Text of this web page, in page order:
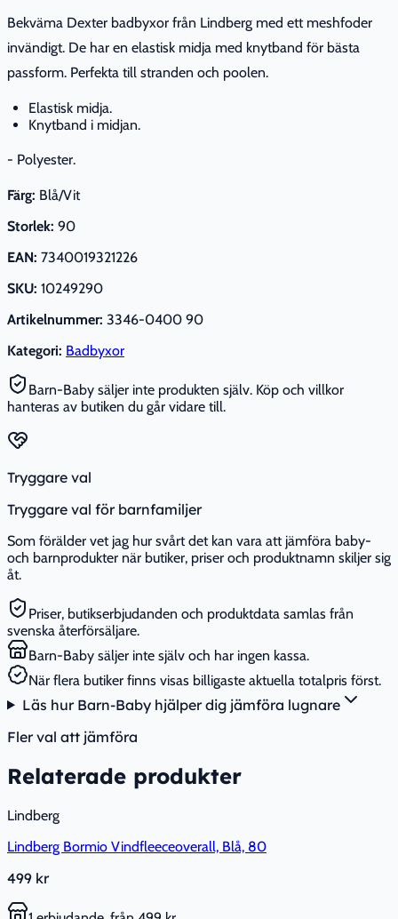
Bekväma Dexter badbyxor från Lindberg med ett meshfoder
invändigt. De har en elastisk midja med knytband för bästa
passform. Perfekta till stranden och poolen.
Elastisk midja.
Knytband i midjan.
- Polyester.
Färg: Blå/Vit
Storlek: 90
EAN: 7340019321226
SKU: 10249290
Artikelnummer: 3346-0400 90
Kategori: Badbyxor
Barn-Baby säljer inte produkten själv. Köp och villkor
hanteras av butiken du går vidare till.
Tryggare val
Tryggare val för barnfamiljer
Som förälder vet jag hur svårt det kan vara att jämföra baby-
och barnprodukter när butiker, priser och produktnamn skiljer sig
åt.
Priser, butikserbjudanden och produktdata samlas från
svenska återförsäljare.
Barn-Baby säljer inte själv och har ingen kassa.
När flera butiker finns visas billigaste aktuella totalpris först.
Läs hur Barn-Baby hjälper dig jämföra lugnare
Fler val att jämföra
Relaterade produkter
Lindberg
Lindberg Bormio Vindfleeceoverall, Blå, 80
499 kr